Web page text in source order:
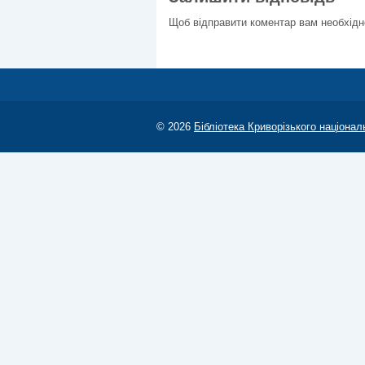
Щоб відправити коментар вам
© 2026 Бібліотека Криворізького